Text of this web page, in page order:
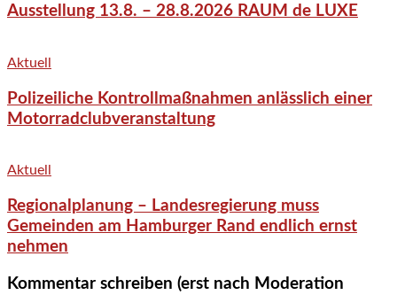
Ausstellung 13.8. – 28.8.2026 RAUM de LUXE
Aktuell
Polizeiliche Kontrollmaßnahmen anlässlich einer
Motorradclubveranstaltung
Aktuell
Regionalplanung – Landesregierung muss
Gemeinden am Hamburger Rand endlich ernst
nehmen
Kommentar schreiben (erst nach Moderation